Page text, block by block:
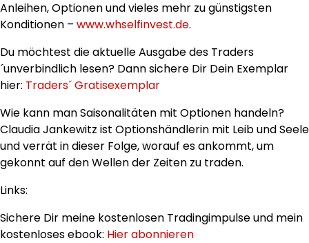
Anleihen, Optionen und vieles mehr zu günstigsten
Konditionen – www.whselfinvest.de.
Du möchtest die aktuelle Ausgabe des Traders
´unverbindlich lesen? Dann sichere Dir Dein Exemplar
hier: Traders´ Gratisexemplar
Wie kann man Saisonalitäten mit Optionen handeln?
Claudia Jankewitz ist Optionshändlerin mit Leib und Seele
und verrät in dieser Folge, worauf es ankommt, um
gekonnt auf den Wellen der Zeiten zu traden.
Links:
Sichere Dir meine kostenlosen Tradingimpulse und mein
kostenloses ebook: Hier abonnieren